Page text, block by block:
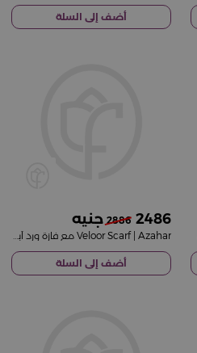
أضف إلى السلة
2486
2886
Veloor Scarf | Azahar مع فازة ورد أبيض
أضف إلى السلة